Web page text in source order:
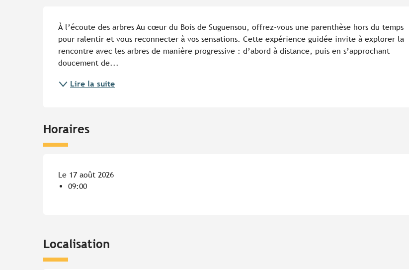
À l’écoute des arbres Au cœur du Bois de Suguensou, offrez-vous une parenthèse hors du temps
pour ralentir et vous reconnecter à vos sensations. Cette expérience guidée invite à explorer la
rencontre avec les arbres de manière progressive : d’abord à distance, puis en s’approchant
doucement de...
Lire la suite
Horaires
Le 17 août 2026
09:00
Localisation